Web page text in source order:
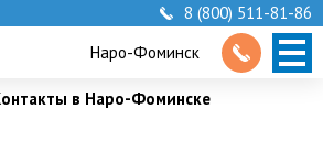
8 (800) 511-81-86
Наро-Фоминск
в Наро-Фоминске